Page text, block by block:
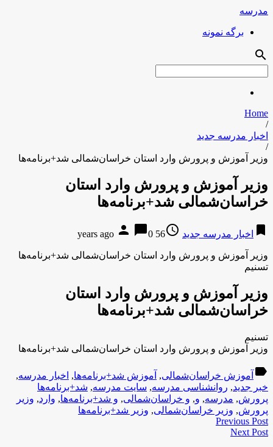
مدرسه
برگه نمونه
search
Home
/
اخبار مدرسه جدید
/
وزیر آموزش و پرورش وارد استان خراسان‌شمالی شد+برنامه‌ها
وزیر آموزش و پرورش وارد استان
خراسان‌شمالی شد+برنامه‌ها
bookmark اخبار مدرسه جدید access_time
56 years ago
person chat_bubble0
وزیر آموزش و پرورش وارد استان خراسان‌شمالی شد+برنامه‌ها
تسنیم
وزیر آموزش و پرورش وارد استان
خراسان‌شمالی شد+برنامه‌ها
تسنیم
وزیر آموزش و پرورش وارد استان خراسان‌شمالی شد+برنامه‌ها
label آموزش خراسان‌شمالی, آموزش شد+برنامه‌ها, اخبار مدرسه,
خبر جدید, روانشناسی مدرسه, سایت مدرسه, شد+برنامه‌ها
پرورش, مدرسه, و, و خراسان‌شمالی, و شد+برنامه‌ها, وارد, وزیر
پرورش, وزیر خراسان‌شمالی, وزیر شد+برنامه‌ها
Previous Post
Next Post